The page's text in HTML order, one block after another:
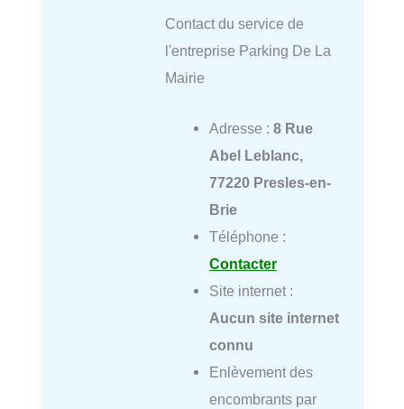
Contact du service de
l'entreprise Parking De La
Mairie
Adresse : 8 Rue
Abel Leblanc,
77220 Presles-en-
Brie
Téléphone :
Contacter
Site internet :
Aucun site internet
connu
Enlèvement des
encombrants par